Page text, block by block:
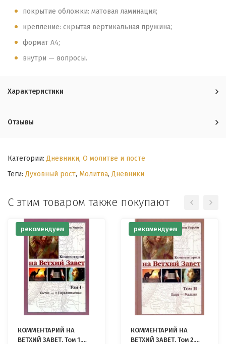
покрытие обложки: матовая ламинация;
крепление: скрытая вертикальная пружина;
формат А4;
внутри — вопросы.
Характеристики
Отзывы
Категории: Дневники, О молитве и посте
Теги: Духовный рост, Молитва, Дневники
С этим товаром также покупают
рекомендуем
КОММЕНТАРИЙ НА
ВЕТХИЙ ЗАВЕТ. Том 1.
рекомендуем
КОММЕНТАРИЙ НА
ВЕТХИЙ ЗАВЕТ. Том 2.